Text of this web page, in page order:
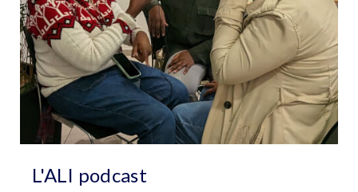
L'ALI podcast